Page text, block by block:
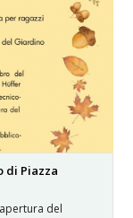
di Piazza
del